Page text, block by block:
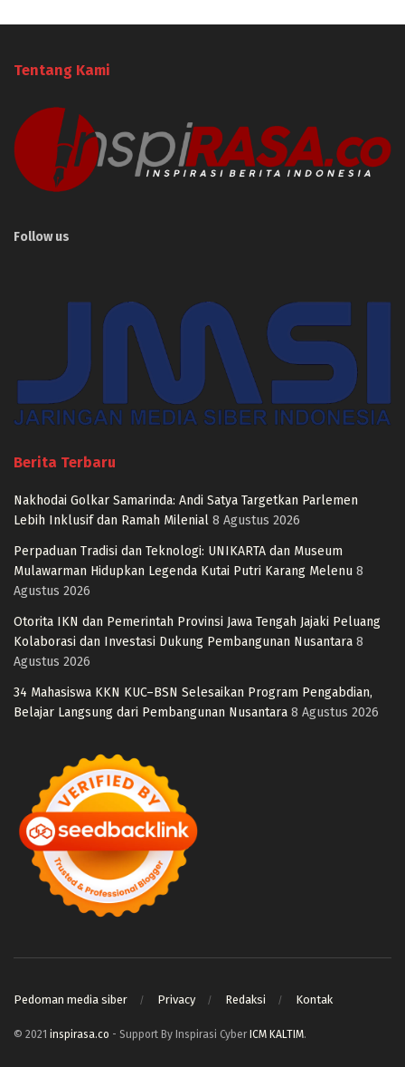
Tentang Kami
Follow us
Berita Terbaru
Nakhodai Golkar Samarinda: Andi Satya Targetkan Parlemen
Lebih Inklusif dan Ramah Milenial 8 Agustus 2026
Perpaduan Tradisi dan Teknologi: UNIKARTA dan Museum
Mulawarman Hidupkan Legenda Kutai Putri Karang Melenu 8
Agustus 2026
Otorita IKN dan Pemerintah Provinsi Jawa Tengah Jajaki Peluang
Kolaborasi dan Investasi Dukung Pembangunan Nusantara 8
Agustus 2026
34 Mahasiswa KKN KUC–BSN Selesaikan Program Pengabdian,
Belajar Langsung dari Pembangunan Nusantara 8 Agustus 2026
Pedoman media siber Privacy Redaksi Kontak
© 2021 inspirasa.co - Support By Inspirasi Cyber ICM KALTIM.